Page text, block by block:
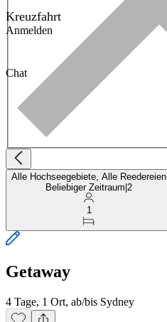
Kreuzfahrt
Anmelden
Chat
Alle Hochseegebiete, Alle Reedereien
Beliebiger Zeitraum 2
1
Getaway
4 Tage, 1 Ort, ab/bis Sydney